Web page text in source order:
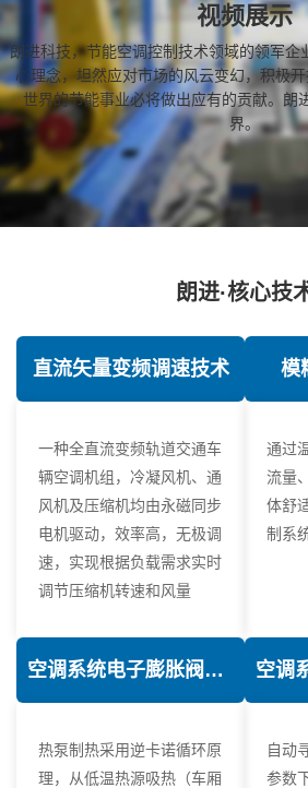
视频展示
朗进科技，节能空调控制技术领域的领军企
心理念，坦然应对市场的风云变幻，积极
世界的节能事业必将做出应有的贡献。朗
界。
朗进·核心技
直流矢量变频调速技术
一种全直流变频轨道交通车
辆空调机组，冷凝风机、通
风机及压缩机均由永磁同步
电机驱动，效率高，无极调
速，实现根据负载需求实时
调节压缩机转速和风量
模
通过
流量
体舒
制系
空调系统电子膨胀阀热力学优化技术
热泵制热采用逆卡诺循环原
理，从低温热源吸热（车厢
自动
参数